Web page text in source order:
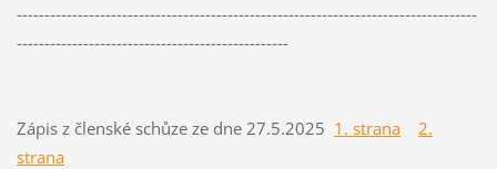
-----------------------------------------------------------------------------------
-------------------------------------------------
Zápis z členské schůze ze dne 27.5.2025 1. strana
2.
strana